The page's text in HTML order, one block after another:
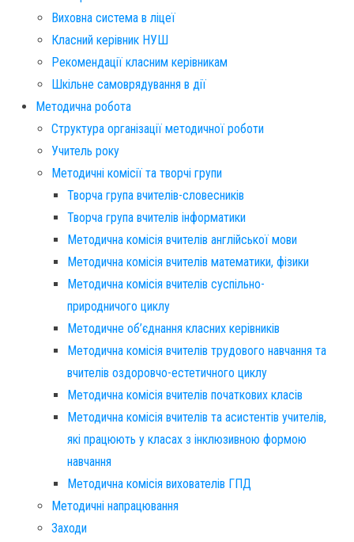
Виховна система в ліцеї
Класний керівник НУШ
Рекомендації класним керівникам
Шкільне самоврядування в дії
Методична робота
Структура організації методичної роботи
Учитель року
Методичні комісії та творчі групи
Творча група вчителів-словесників
Творча група вчителів інформатики
Методична комісія вчителів англійської мови
Методична комісія вчителів математики, фізики
Методична комісія вчителів суспільно-
природничого циклу
Методичне об’єднання класних керівників
Методична комісія вчителів трудового навчання та
вчителів оздоровчо-естетичного циклу
Методична комісія вчителів початкових класів
Методична комісія вчителів та асистентів учителів,
які працюють у класах з інклюзивною формою
навчання
Методична комісія вихователів ГПД
Методичні напрацювання
Заходи